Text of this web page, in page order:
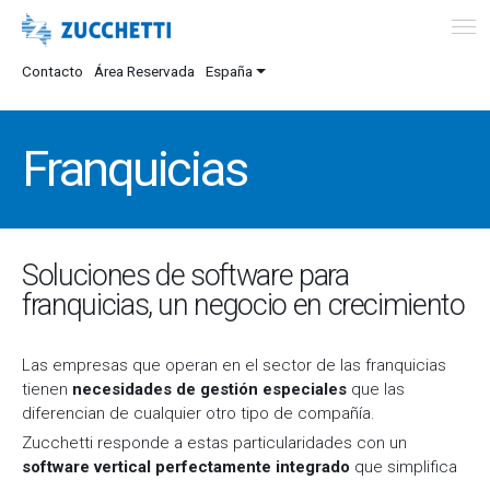
Contacto Área Reservada España
Franquicias
Soluciones de software para
franquicias, un negocio en crecimiento
Las empresas que operan en el sector de las franquicias
tienen necesidades de gestión especiales que las
diferencian de cualquier otro tipo de compañía.
Zucchetti responde a estas particularidades con un
software vertical perfectamente integrado que simplifica